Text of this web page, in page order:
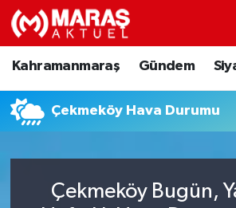
Kahramanmaraş Gündem
Çekmeköy Hava Durumu
Çekmeköy Bugün,
Kahramanmaraş
Ekonomi
Nöbetçi Eczaneler
Trafik Durumu